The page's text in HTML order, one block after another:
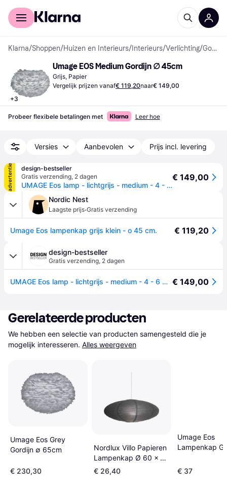
Voor shoppers
Klarna/Shoppen/Huizen en Interieurs/ Interieurs/Verlichting/ Gordijnen
+3
Umage EOS Medium Gordijn ∅ 45cm
Grijs, Papier
Vergelijk prijzen vanaf€ 119,20naar€ 149,00
Probeer flexibele betalingen met Leer hoe
Versies Aanbevolen Prijs incl. levering
advertentie
design-bestseller
Gratis verzending, 2 dagen
UMAGE Eos lamp - lichtgrijs - medium - 4 - 6 Wochen
€ 149,00
Nordic Nest
Laagste prijs·Gratis verzending
Umage Eos lampenkap grijs klein - o 45 cm. € 119,20
design-bestseller
Gratis verzending, 2 dagen
UMAGE Eos lamp - lichtgrijs - medium - 4 - 6 Wochen € 149,00
Gerelateerde producten
We hebben een selectie van producten samengesteld die je
mogelijk interesseren. Alles weergeven
Umage Eos Grey
Gordijn ∅ 65cm
€ 230,30
Nordlux Villo Papieren
Lampenkap Ø 60 x 24
cm Grijs Gordijn ∅
60cm
€ 26,40
Umage Eos
Lampenkap
∅ 22cm
€ 37